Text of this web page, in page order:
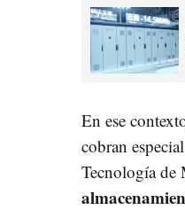
En ese
cobran
Tecnología de